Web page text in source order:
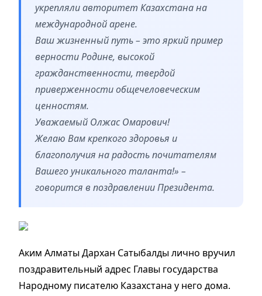
укрепляли авторитет Казахстана на
международной арене.
Ваш жизненный путь – это яркий пример
верности Родине, высокой
гражданственности, твердой
приверженности общечеловеческим
ценностям.
Уважаемый Олжас Омарович!
Желаю Вам крепкого здоровья и
благополучия на радость почитателям
Вашего уникального таланта!» –
говорится в поздравлении Президента.
Аким Алматы Дархан Сатыбалды лично вручил
поздравительный адрес Главы государства
Народному писателю Казахстана у него дома.